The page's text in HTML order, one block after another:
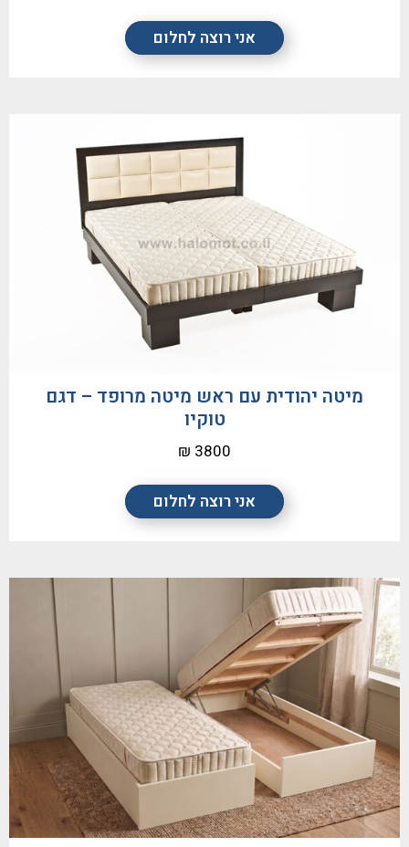
אני רוצה לחלום
אני רוצה לחלום
מיטה יהודית עם ראש מיטה מרופד – דגם
טוקיו
3800 ₪